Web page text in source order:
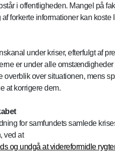
i offentligheden. Mangel på
forkerte informationer kan koste
under kriser, efterfulgt af
er under alle
over situationen, mens
at korrigere dem.
for samfundets samlede
ved at
og undgå at videreformidle